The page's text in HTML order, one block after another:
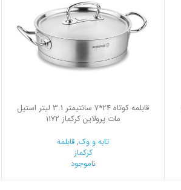
قابلمه کوتاه 24*7 سانتیمتر 3.1 لیتر استیل
مات پرولاین کرکماز 1172
تابه و وک,قابلمه
کرکماز
ناموجود